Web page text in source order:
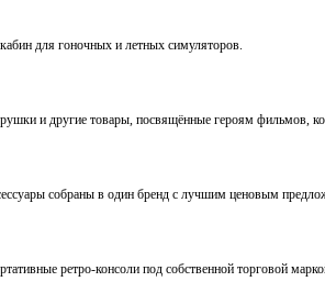
для гоночных и летных симуляторов.
и другие товары, посвящённые героям фильмов,
собраны в один бренд с лучшим ценовым
ретро-консоли под собственной торговой